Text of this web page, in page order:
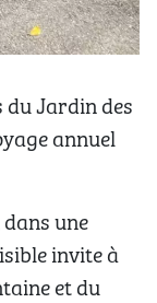
du Jardin des
annuel
une
invite à
et du